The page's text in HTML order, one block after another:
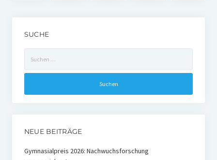
SUCHE
nach:
NEUE BEITRÄGE
Gymnasialpreis 2026: Nachwuchsforschung